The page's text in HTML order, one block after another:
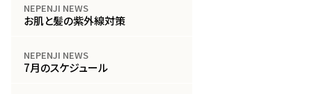
NEPENJI NEWS
お肌と髪の紫外線対策
NEPENJI NEWS
7月のスケジュール